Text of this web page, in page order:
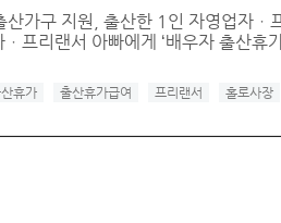
가구 지원, 출산한 1인 자영업자ㆍ
프리랜서 아빠에게 ‘배우자 출산휴
휴가 출산휴가급여 프리랜서 홀로사장